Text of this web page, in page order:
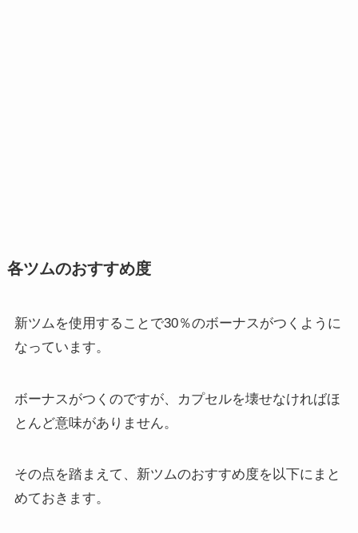
各ツムのおすすめ度
新ツムを使用することで30％のボーナスがつくように
なっています。
ボーナスがつくのですが、カプセルを壊せなければほ
とんど意味がありません。
その点を踏まえて、新ツムのおすすめ度を以下にまと
めておきます。